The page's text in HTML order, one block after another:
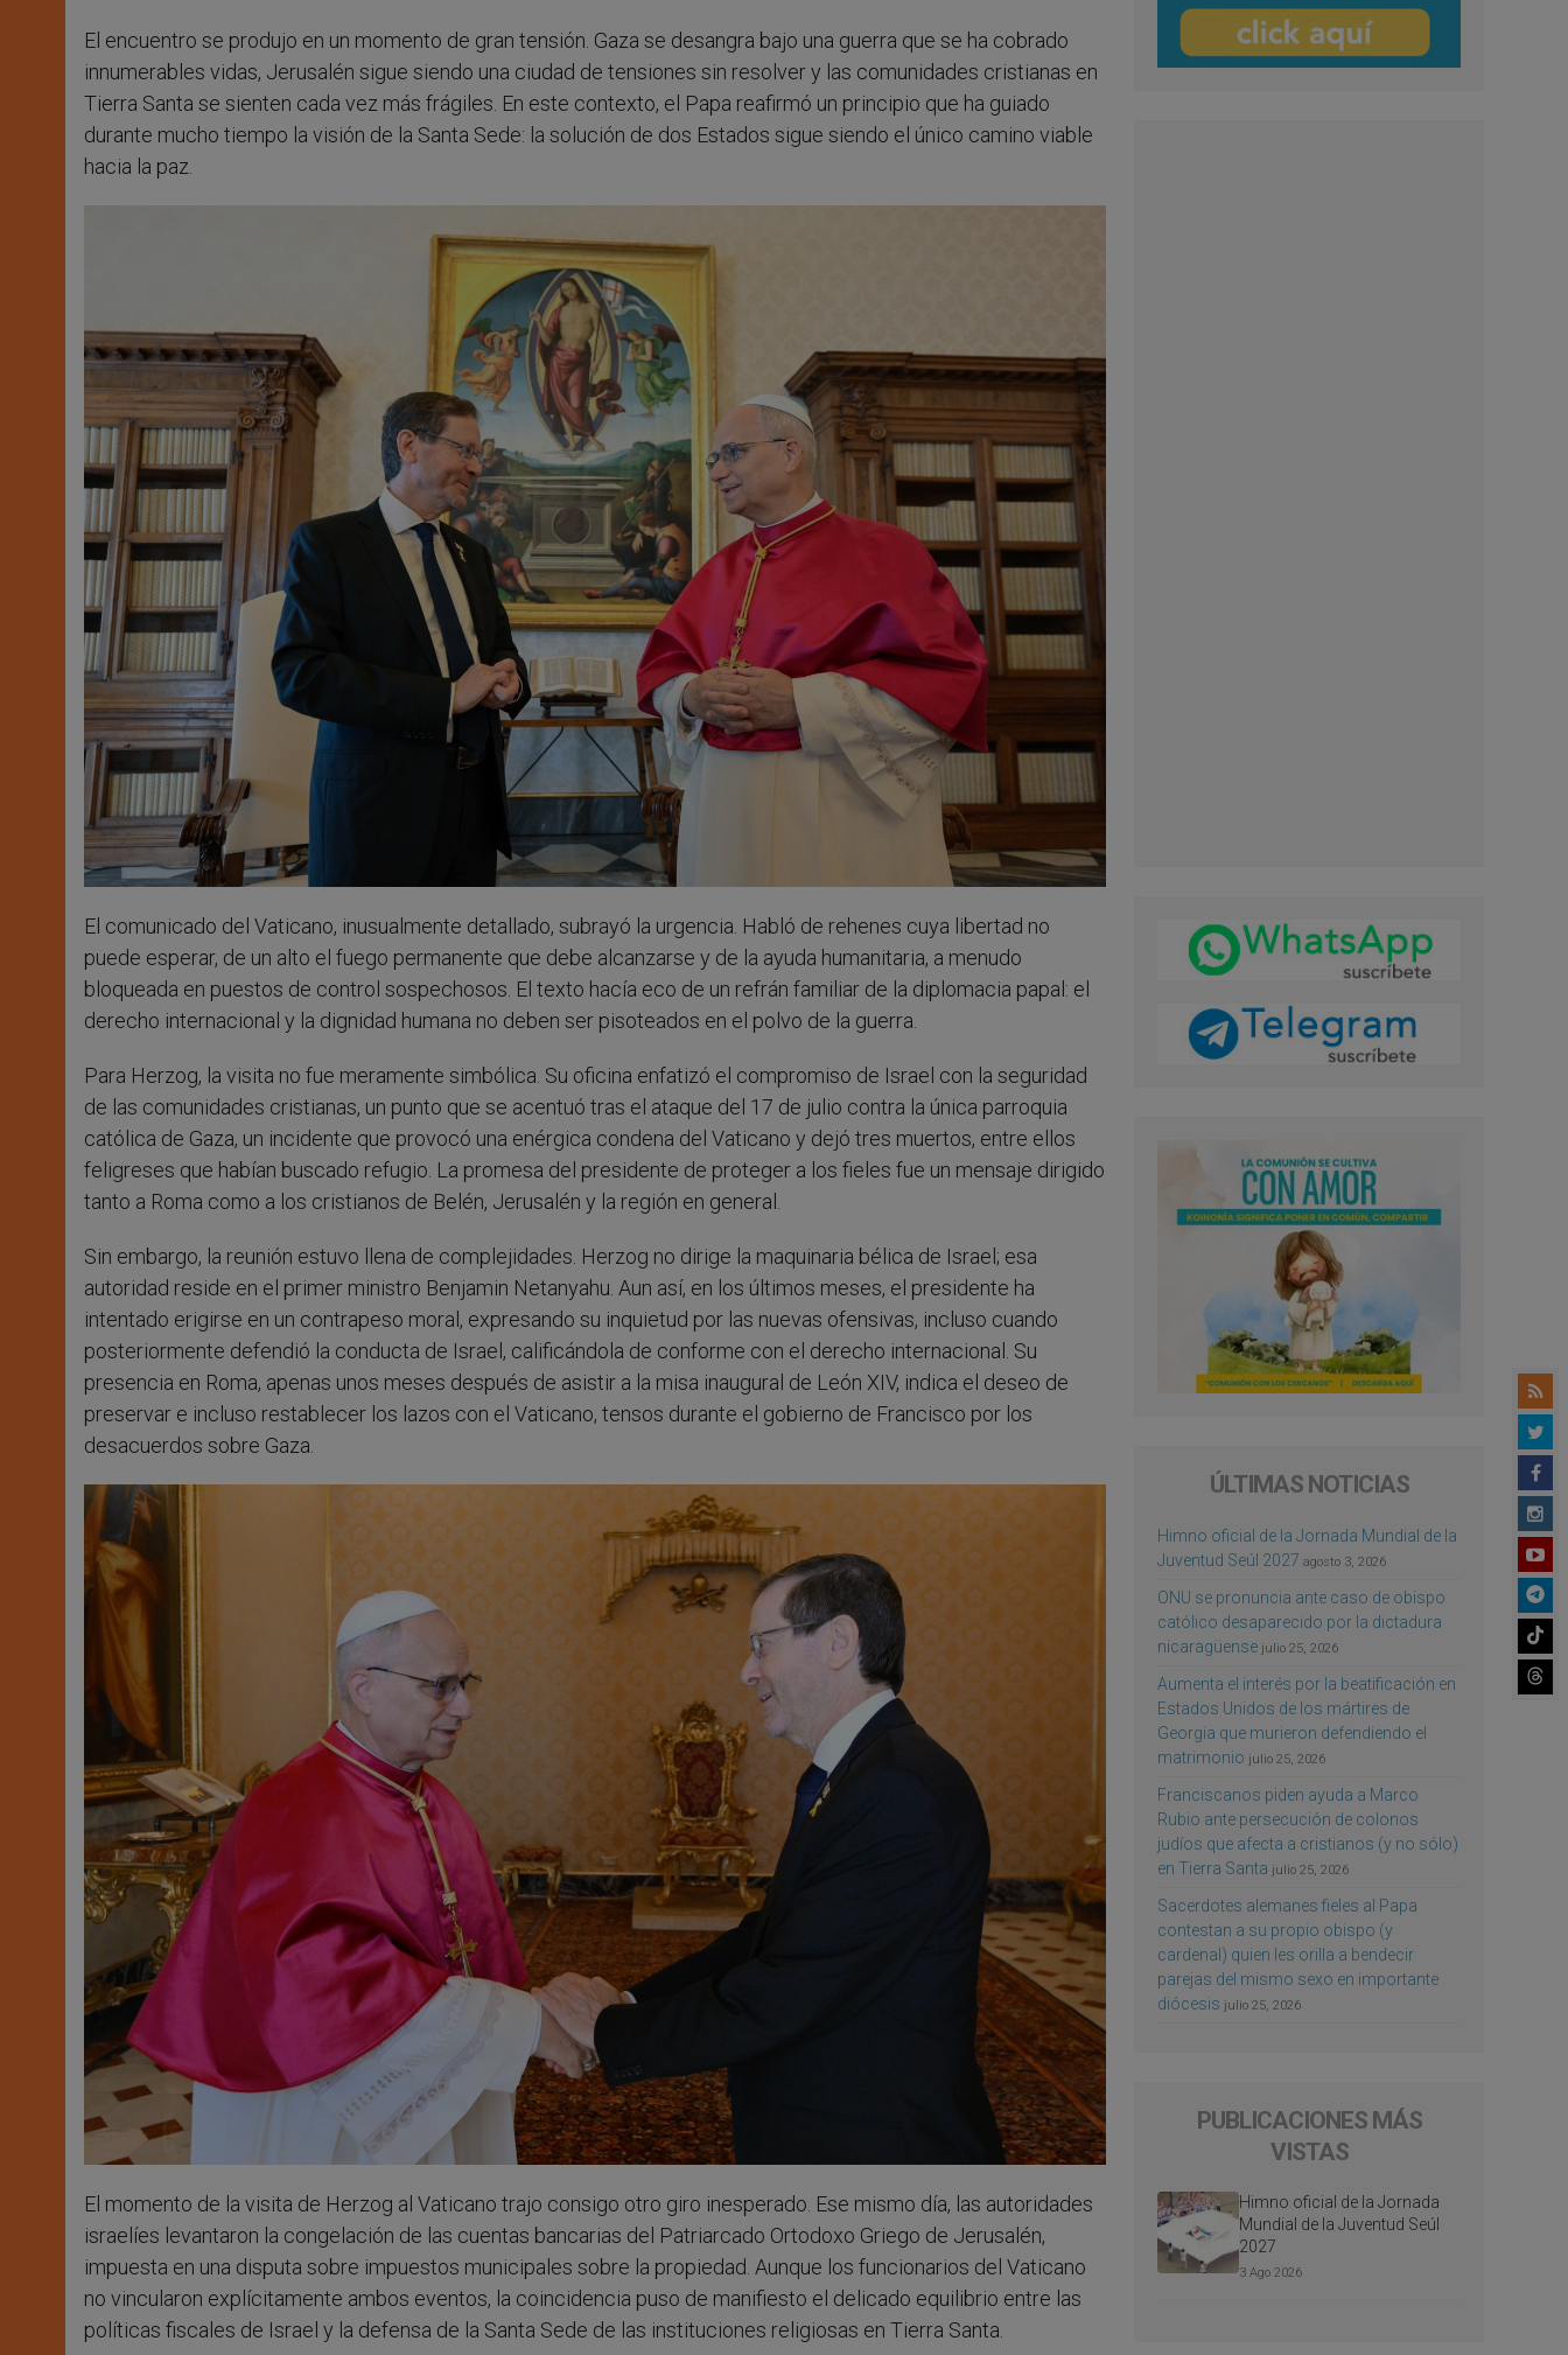
El encuentro se produjo en un momento de gran tensión. Gaza se desangra bajo una guerra que se ha cobrado
innumerables vidas, Jerusalén sigue siendo una ciudad de tensiones sin resolver y las comunidades cristianas en
Tierra Santa se sienten cada vez más frágiles. En este contexto, el Papa reafirmó un principio que ha guiado
durante mucho tiempo la visión de la Santa Sede: la solución de dos Estados sigue siendo el único camino viable
hacia la paz.
El comunicado del Vaticano, inusualmente detallado, subrayó la urgencia. Habló de rehenes cuya libertad no
puede esperar, de un alto el fuego permanente que debe alcanzarse y de la ayuda humanitaria, a menudo
bloqueada en puestos de control sospechosos. El texto hacía eco de un refrán familiar de la diplomacia papal: el
derecho internacional y la dignidad humana no deben ser pisoteados en el polvo de la guerra.
Para Herzog, la visita no fue meramente simbólica. Su oficina enfatizó el compromiso de Israel con la seguridad
de las comunidades cristianas, un punto que se acentuó tras el ataque del 17 de julio contra la única parroquia
católica de Gaza, un incidente que provocó una enérgica condena del Vaticano y dejó tres muertos, entre ellos
feligreses que habían buscado refugio. La promesa del presidente de proteger a los fieles fue un mensaje dirigido
tanto a Roma como a los cristianos de Belén, Jerusalén y la región en general.
Sin embargo, la reunión estuvo llena de complejidades. Herzog no dirige la maquinaria bélica de Israel; esa
autoridad reside en el primer ministro Benjamin Netanyahu. Aun así, en los últimos meses, el presidente ha
intentado erigirse en un contrapeso moral, expresando su inquietud por las nuevas ofensivas, incluso cuando
posteriormente defendió la conducta de Israel, calificándola de conforme con el derecho internacional. Su
presencia en Roma, apenas unos meses después de asistir a la misa inaugural de León XIV, indica el deseo de
preservar e incluso restablecer los lazos con el Vaticano, tensos durante el gobierno de Francisco por los
desacuerdos sobre Gaza.
El momento de la visita de Herzog al Vaticano trajo consigo otro giro inesperado. Ese mismo día, las autoridades
israelíes levantaron la congelación de las cuentas bancarias del Patriarcado Ortodoxo Griego de Jerusalén,
impuesta en una disputa sobre impuestos municipales sobre la propiedad. Aunque los funcionarios del Vaticano
no vincularon explícitamente ambos eventos, la coincidencia puso de manifiesto el delicado equilibrio entre las
políticas fiscales de Israel y la defensa de la Santa Sede de las instituciones religiosas en Tierra Santa.
ÚLTIMAS NOTICIAS
Himno oficial de la Jornada Mundial de la
Juventud Seúl 2027 agosto 3, 2026
ONU se pronuncia ante caso de obispo
católico desaparecido por la dictadura
nicaragüense julio 25, 2026
Aumenta el interés por la beatificación en
Estados Unidos de los mártires de
Georgia que murieron defendiendo el
matrimonio julio 25, 2026
Franciscanos piden ayuda a Marco
Rubio ante persecución de colonos
judíos que afecta a cristianos (y no sólo)
en Tierra Santa julio 25, 2026
Sacerdotes alemanes fieles al Papa
contestan a su propio obispo (y
cardenal) quien les orilla a bendecir
parejas del mismo sexo en importante
diócesis julio 25, 2026
PUBLICACIONES MÁS
VISTAS
Himno oficial de la Jornada
Mundial de la Juventud Seúl
2027
3 Ago 2026